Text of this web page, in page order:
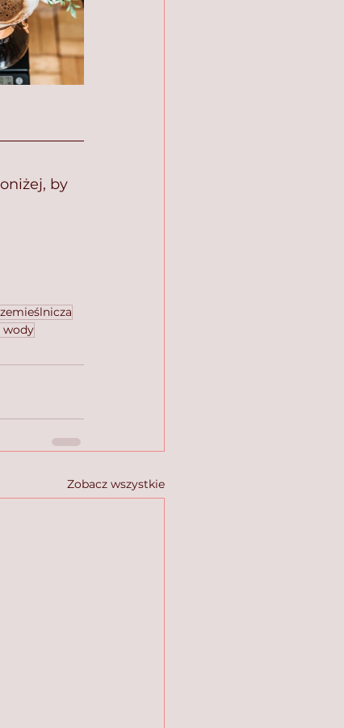
by
Zobacz wszystkie